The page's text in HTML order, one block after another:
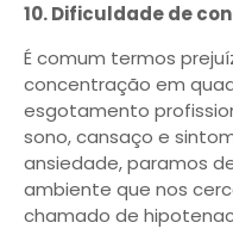
10. Dificuldade de
É comum termos
concentração em
esgotamento
sono, cansaço e
ansiedade, paramos
ambiente que nos
chamado de